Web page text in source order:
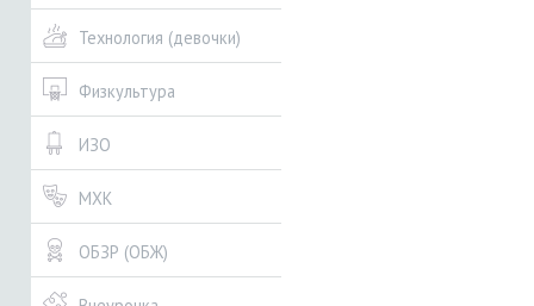
Технология (девочки)
Физкультура
ИЗО
МХК
ОБЗР (ОБЖ)